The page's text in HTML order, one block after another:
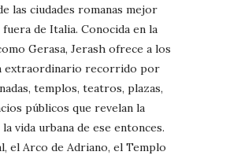
las ciudades romanas mejor
fuera de Italia. Conocida en la
Gerasa, Jerash ofrece a los
extraordinario recorrido por
templos, teatros, plazas,
públicos que revelan la
vida urbana de ese entonces.
el Arco de Adriano, el Templo